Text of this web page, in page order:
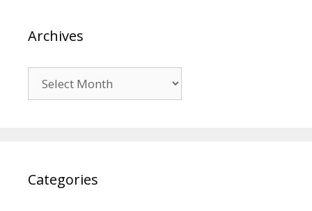
Archives
Categories